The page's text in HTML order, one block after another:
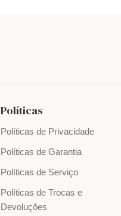
Políticas
Políticas de Privacidade
Políticas de Garantia
Políticas de Serviço
Políticas de Trocas e
Devoluções